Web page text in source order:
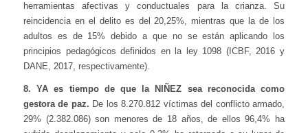
herramientas afectivas y conductuales para la crianza. Su
reincidencia en el delito es del 20,25%, mientras que la de los
adultos es de 15% debido a que no se están aplicando los
principios pedagógicos definidos en la ley 1098 (ICBF, 2016 y
DANE, 2017, respectivamente).
8. YA es tiempo de que la NIÑEZ sea reconocida como
gestora de paz. De los 8.270.812 víctimas del conflicto armado,
29% (2.382.086) son menores de 18 años, de ellos 96,4% ha